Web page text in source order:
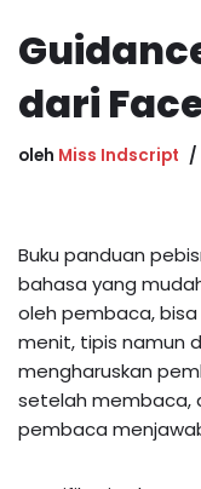
dari
oleh Miss Indscript
Buku panduan
bahasa yang
oleh pembaca,
menit, tipis namun
mengharuskan
setelah membaca,
pembaca